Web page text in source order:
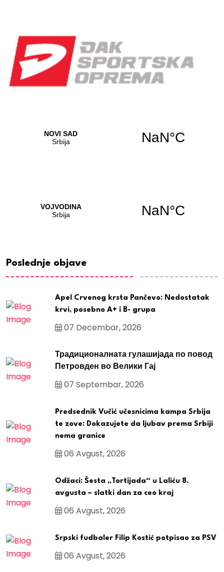
Poslednje objave
Apel Crvenog krsta Pančevo: Nedostatak
krvi, posebno A+ i B- grupa
07 Decembar, 2026
Традиционалната гулашијада по повод
Петровден во Велики Гај
07 Septembar, 2026
Predsednik Vučić učesnicima kampa Srbija
te zove: Dokazujete da ljubav prema Srbiji
nema granice
06 Avgust, 2026
Odžaci: Šesta „Tortijada“ u Laliću 8.
avgusta – slatki dan za ceo kraj
06 Avgust, 2026
Srpski fudbaler Filip Kostić potpisao za PSV
06 Avgust, 2026